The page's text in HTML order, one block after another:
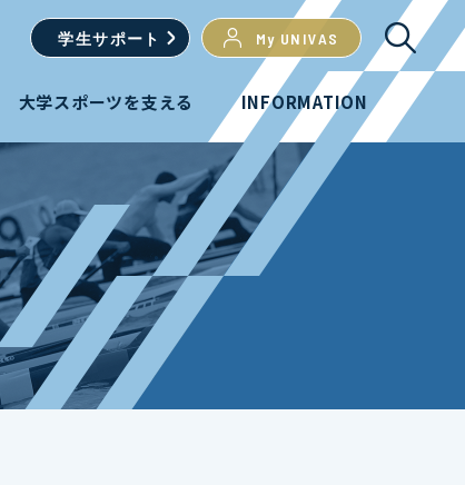
学生サポート My UNIVAS
大学スポーツを支える INFORMATION